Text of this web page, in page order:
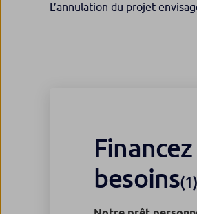
L’annulation du projet
besoins(1)